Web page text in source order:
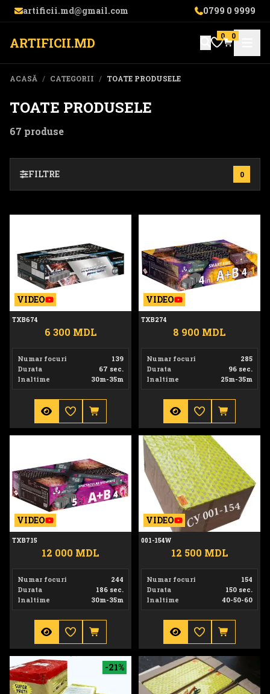
artificii.md@gmail.com 0799 0 9999
ARTIFICII.MD 0 0
ACASĂ / CATEGORII / TOATE PRODUSELE
TOATE PRODUSELE
67 produse
FILTRE 0
VIDEO
TXB674
6 300 MDL
Numar focuri
139
Durata
67 sec.
Inaltime
30m-35m
VIDEO
TXB274
8 900 MDL
Numar focuri
285
Durata
96 sec.
Inaltime
25m-35m
VIDEO
TXB715
12 000 MDL
Numar focuri
244
Durata
186 sec.
Inaltime
30m-35m
001-154W
VIDEO
001-154W
12 500 MDL
Numar focuri
154
Durata
150 sec.
Inaltime
40-50-60
08-90W -21% 01-228 PROFI